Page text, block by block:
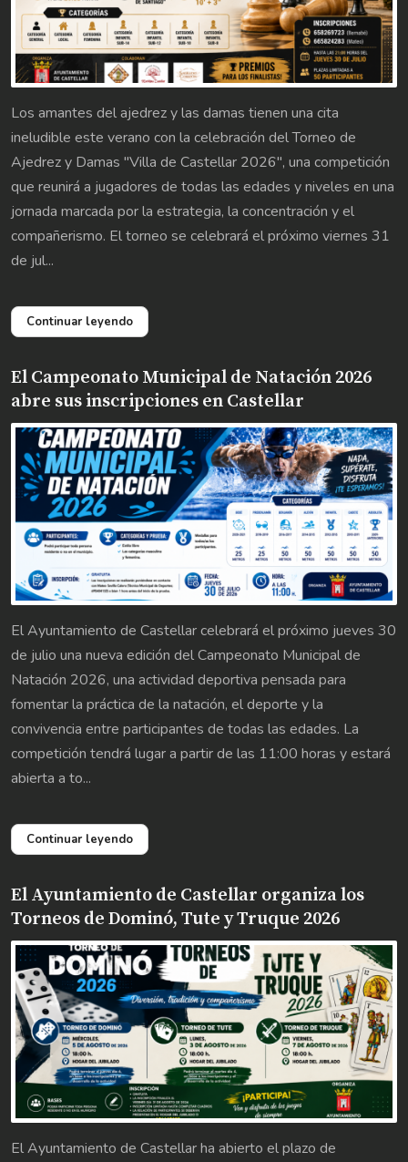
Los amantes del ajedrez y las damas tienen una cita
ineludible este verano con la celebración del Torneo de
Ajedrez y Damas "Villa de Castellar 2026", una competición
que reunirá a jugadores de todas las edades y niveles en una
jornada marcada por la estrategia, la concentración y el
compañerismo. El torneo se celebrará el próximo viernes 31
de jul...
Continuar leyendo
El Campeonato Municipal de Natación 2026
abre sus inscripciones en Castellar
El Ayuntamiento de Castellar celebrará el próximo jueves 30
de julio una nueva edición del Campeonato Municipal de
Natación 2026, una actividad deportiva pensada para
fomentar la práctica de la natación, el deporte y la
convivencia entre participantes de todas las edades. La
competición tendrá lugar a partir de las 11:00 horas y estará
abierta a to...
Continuar leyendo
El Ayuntamiento de Castellar organiza los
Torneos de Dominó, Tute y Truque 2026
El Ayuntamiento de Castellar ha abierto el plazo de